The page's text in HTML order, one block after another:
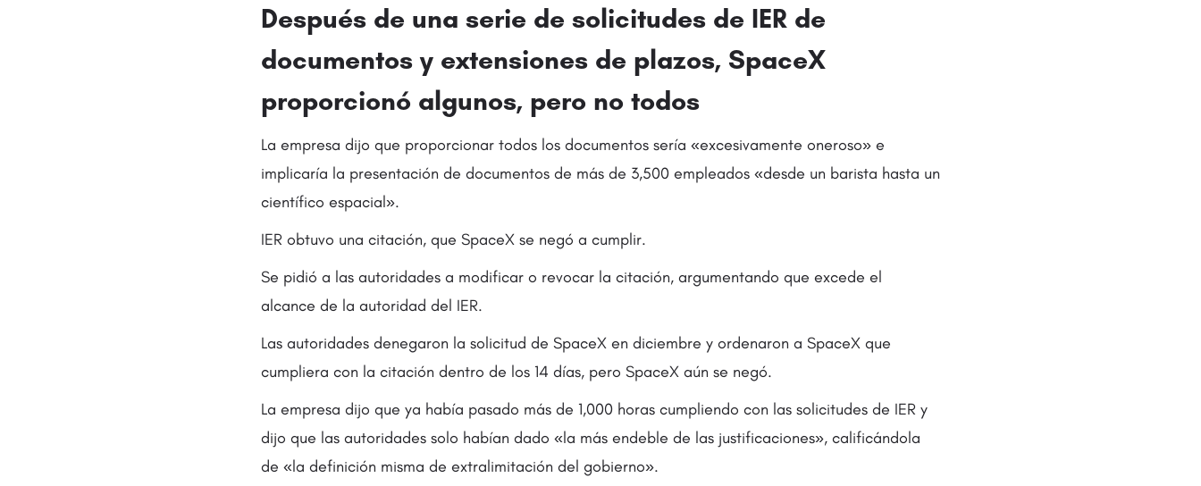
Después de una serie de solicitudes de IER de
documentos y extensiones de plazos, SpaceX
proporcionó algunos, pero no todos
La empresa dijo que proporcionar todos los documentos sería «excesivamente oneroso» e
implicaría la presentación de documentos de más de 3,500 empleados «desde un barista hasta un
científico espacial».
IER obtuvo una citación, que SpaceX se negó a cumplir.
Se pidió a las autoridades a modificar o revocar la citación, argumentando que excede el
alcance de la autoridad del IER.
Las autoridades denegaron la solicitud de SpaceX en diciembre y ordenaron a SpaceX que
cumpliera con la citación dentro de los 14 días, pero SpaceX aún se negó.
La empresa dijo que ya había pasado más de 1,000 horas cumpliendo con las solicitudes de IER y
dijo que las autoridades solo habían dado «la más endeble de las justificaciones», calificándola
de «la definición misma de extralimitación del gobierno».